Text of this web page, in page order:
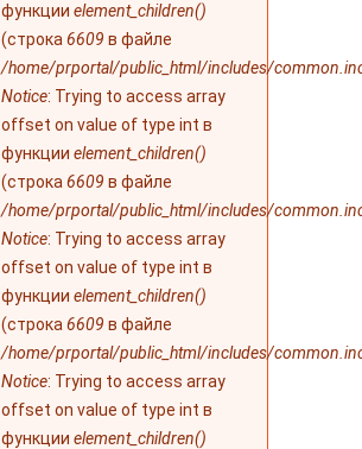
функции element_children()
(строка 6609 в файле
/home/prportal/public_html/includes/
Notice: Trying to access array
offset on value of type int в
функции element_children()
(строка 6609 в файле
/home/prportal/public_html/includes/
Notice: Trying to access array
offset on value of type int в
функции element_children()
(строка 6609 в файле
/home/prportal/public_html/includes/
Notice: Trying to access array
offset on value of type int в
функции element_children()